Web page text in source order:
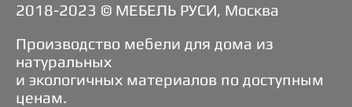
2018-2023 © МЕБЕЛЬ РУСИ, Москва
Производство мебели для дома из
натуральных
и экологичных материалов по доступным
ценам.